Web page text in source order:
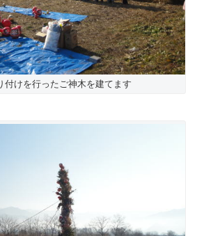
付けを行ったご神木を建てます